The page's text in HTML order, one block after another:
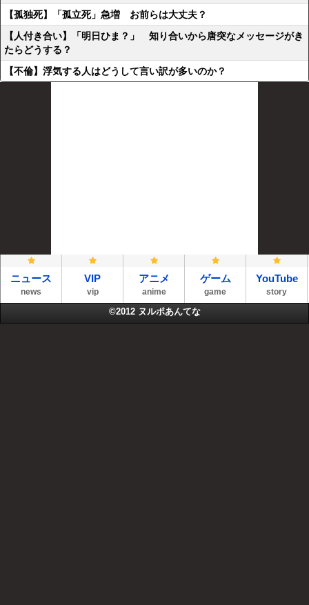
【孤独死】「孤立死」急増 お前らは大丈夫？
【人付き合い】「明日ひま？」 知り合いから唐突なメッセージがき
たらどうする？
【不倫】浮気する人はどうして言い訳が多いのか？
ニュース
news
VIP
vip
アニメ
anime
ゲーム
game
YouTube
story
©2012 ヌルポあんてな